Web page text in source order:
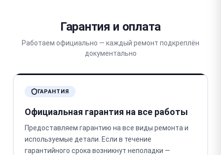
Гарантия и оплата
Работаем официально — каждый ремонт подкреплён
документально
ГАРАНТИЯ
Официальная гарантия на все работы
Предоставляем гарантию на все виды ремонта и
используемые детали. Если в течение
гарантийного срока возникнут неполадки —